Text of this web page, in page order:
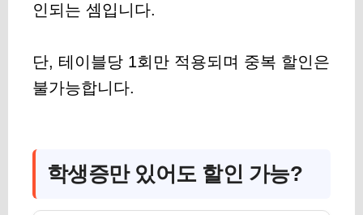
인되는 셈입니다.
단, 테이블당 1회만 적용되며 중복 할인은
불가능합니다.
학생증만 있어도 할인 가능?